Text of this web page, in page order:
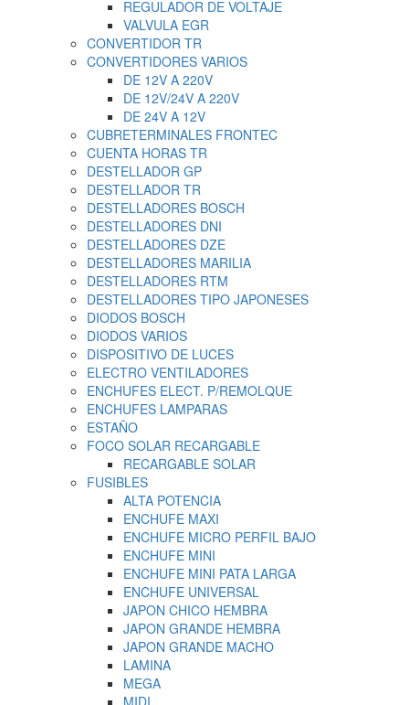
REGULADOR DE VOLTAJE
VALVULA EGR
CONVERTIDOR TR
CONVERTIDORES VARIOS
DE 12V A 220V
DE 12V/24V A 220V
DE 24V A 12V
CUBRETERMINALES FRONTEC
CUENTA HORAS TR
DESTELLADOR GP
DESTELLADOR TR
DESTELLADORES BOSCH
DESTELLADORES DNI
DESTELLADORES DZE
DESTELLADORES MARILIA
DESTELLADORES RTM
DESTELLADORES TIPO JAPONESES
DIODOS BOSCH
DIODOS VARIOS
DISPOSITIVO DE LUCES
ELECTRO VENTILADORES
ENCHUFES ELECT. P/REMOLQUE
ENCHUFES LAMPARAS
ESTAÑO
FOCO SOLAR RECARGABLE
RECARGABLE SOLAR
FUSIBLES
ALTA POTENCIA
ENCHUFE MAXI
ENCHUFE MICRO PERFIL BAJO
ENCHUFE MINI
ENCHUFE MINI PATA LARGA
ENCHUFE UNIVERSAL
JAPON CHICO HEMBRA
JAPON GRANDE HEMBRA
JAPON GRANDE MACHO
LAMINA
MEGA